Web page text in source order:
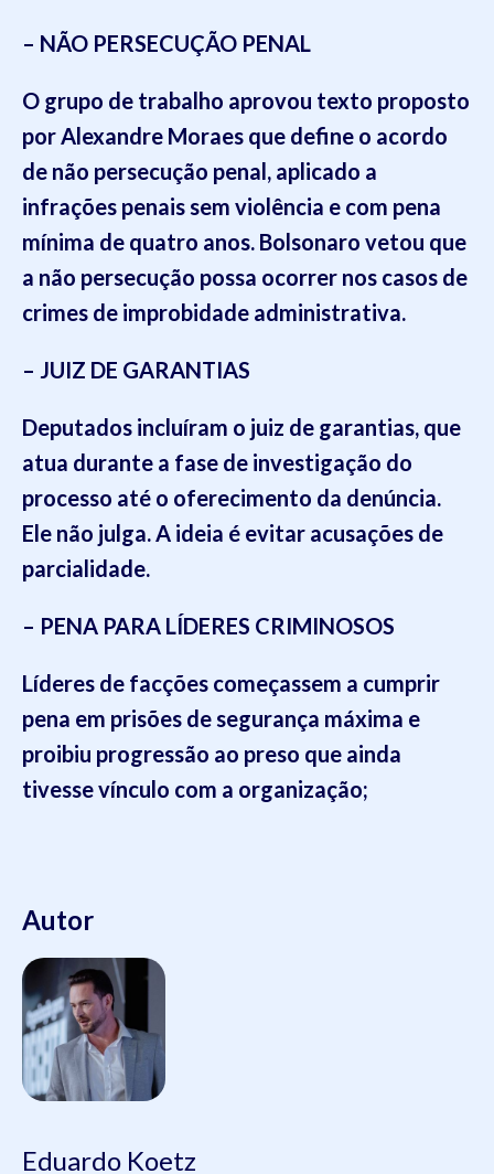
– NÃO PERSECUÇÃO PENAL
O grupo de trabalho aprovou texto proposto
por Alexandre Moraes que define o acordo
de não persecução penal, aplicado a
infrações penais sem violência e com pena
mínima de quatro anos. Bolsonaro vetou que
a não persecução possa ocorrer nos casos de
crimes de improbidade administrativa.
– JUIZ DE GARANTIAS
Deputados incluíram o juiz de garantias, que
atua durante a fase de investigação do
processo até o oferecimento da denúncia.
Ele não julga. A ideia é evitar acusações de
parcialidade.
– PENA PARA LÍDERES CRIMINOSOS
Líderes de facções começassem a cumprir
pena em prisões de segurança máxima e
proibiu progressão ao preso que ainda
tivesse vínculo com a organização;
Autor
Eduardo Koetz